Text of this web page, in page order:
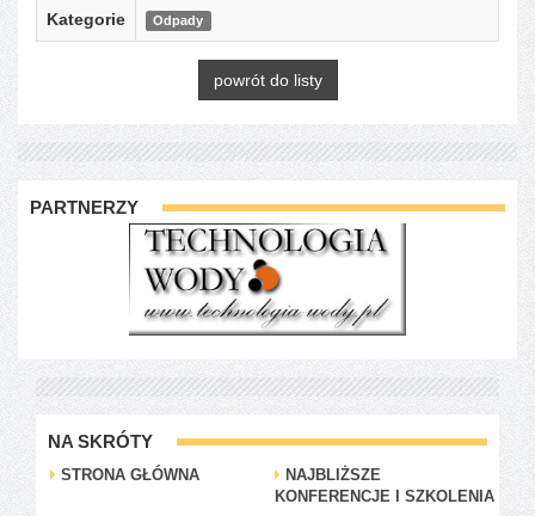
Kategorie Odpady
powrót do listy
PARTNERZY
NA SKRÓTY
STRONA GŁÓWNA
NAJBLIŻSZE
KONFERENCJE I SZKOLENIA